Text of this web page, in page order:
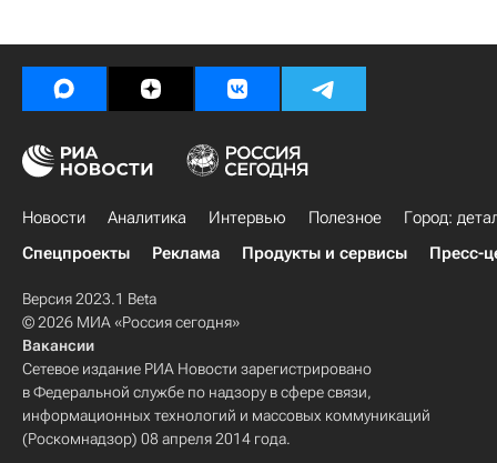
Новости Аналитика Интервью Полезное
Город:
Спецпроекты
Реклама Продукты и сервисы Пресс-
Версия 2023.1 Beta
© 2026 МИА «Россия сегодня»
Вакансии
Сетевое издание РИА Новости зарегистрировано
в Федеральной службе по надзору в сфере связи,
информационных технологий и массовых коммуникаций
(Роскомнадзор) 08 апреля 2014 года.